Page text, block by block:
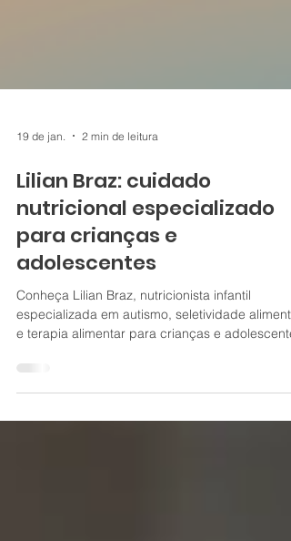
19 de jan. 2 min de leitura
Lilian Braz: cuidado
nutricional especializado
para crianças e
adolescentes
Conheça Lilian Braz, nutricionista infantil
e terapia alimentar para crianças e